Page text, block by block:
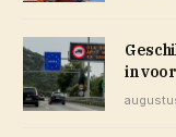
in